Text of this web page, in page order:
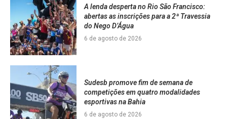
A lenda desperta no Rio São Francisco:
abertas as inscrições para a 2ª Travessia
do Nego D’Água
6 de agosto de 2026
Sudesb promove fim de semana de
competições em quatro modalidades
esportivas na Bahia
6 de agosto de 2026